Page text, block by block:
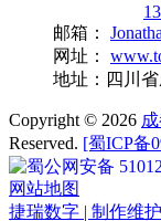
邮箱：
网址：
地址：四川
Copyright © 2026
Reserved. [蜀ICP备
蜀公网安备
网站地图
捷瑞数字 | 制作维护